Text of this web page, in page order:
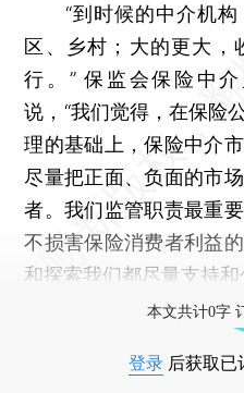
“到时候的中介机构
区、乡村；大的更大，
行。” 保监会保险中
说，“我们觉得，在保险
理的基础上，保险中介
尽量把正面、负面的市
者。我们监管职责最重
不损害保险消费者利益
和探索我们都尽量支持和
本文共计0字
登录 后获取已